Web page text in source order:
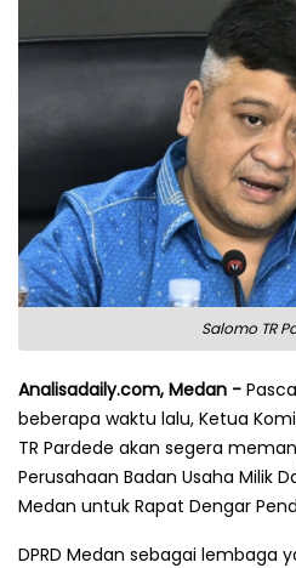
Salomo TR
Analisadaily.com, Medan -
beberapa waktu lalu, Ketua
TR Pardede akan segera
Perusahaan Badan Usaha Milik
Medan untuk Rapat Dengar
DPRD Medan sebagai lembaga